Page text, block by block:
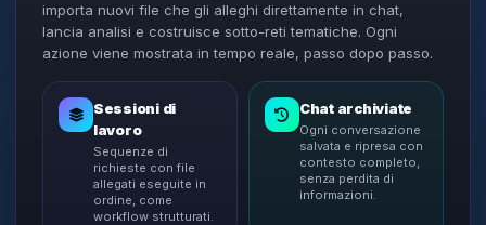
importa nuovi file che gli alleghi direttamente in chat,
lancia analisi e costruisce sotto-reti tematiche. Ogni
azione viene mostrata in tempo reale, passo dopo passo.
Sessioni di
lavoro
Sequenze di
richieste con file
allegati eseguite in
ordine, come
workflow strutturati.
Chat archiviate
Ogni conversazione
salvata e ripresa con
contesto completo,
senza perdita di
informazioni.